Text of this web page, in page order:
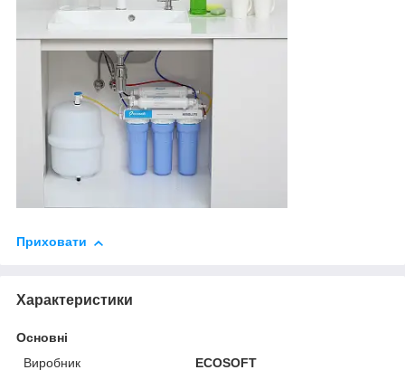
Приховати
Характеристики
Основні
Виробник
ECOSOFT